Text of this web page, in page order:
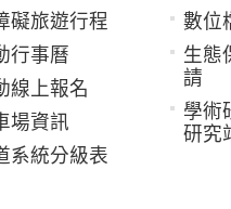
礙旅遊行程
行事曆
線上報名
場資訊
系統分級表
數位
生態
請
學術
研究